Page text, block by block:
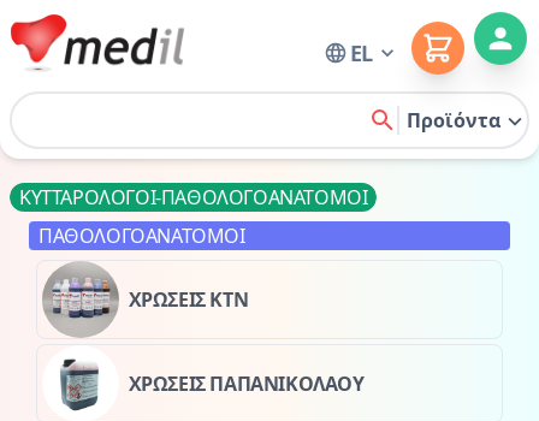
Home EL
Cart
search
Προϊόντα
ΚΥΤΤΑΡΟΛΟΓΟΙ-ΠΑΘΟΛΟΓΟΑΝΑΤΟΜΟΙ
ΠΑΘΟΛΟΓΟΑΝΑΤΟΜΟΙ
ΧΡΩΣΕΙΣ ΚΤΝ
ΧΡΩΣΕΙΣ ΠΑΠΑΝΙΚΟΛΑΟΥ